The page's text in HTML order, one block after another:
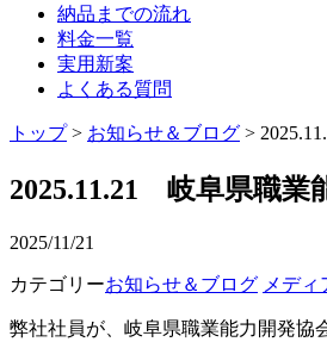
納品までの流れ
料金一覧
実用新案
よくある質問
トップ> お知らせ＆ブログ >
2025.11.21 岐阜県職業
2025/11/21
カテゴリーお知らせ＆ブログ メディ
弊社社員が、岐阜県職業能力開発協